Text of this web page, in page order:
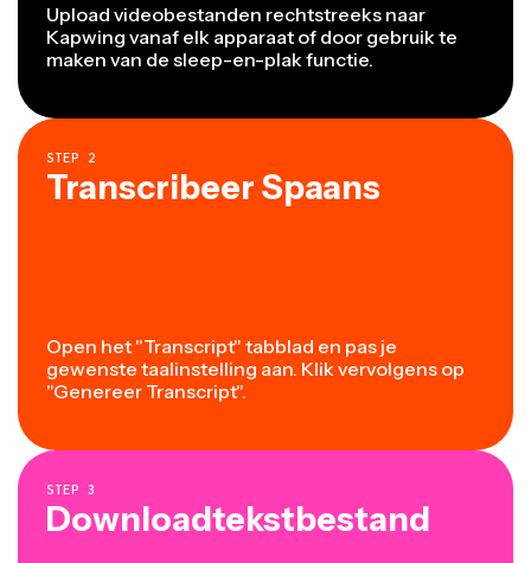
Upload videobestanden rechtstreeks naar
Kapwing vanaf elk apparaat of door gebruik te
maken van de sleep-en-plak functie.
STEP 2
Transcribeer Spaans
Open het "Transcript" tabblad en pas je
gewenste taalinstelling aan. Klik vervolgens op
"Genereer Transcript".
STEP 3
Downloadtekstbestand